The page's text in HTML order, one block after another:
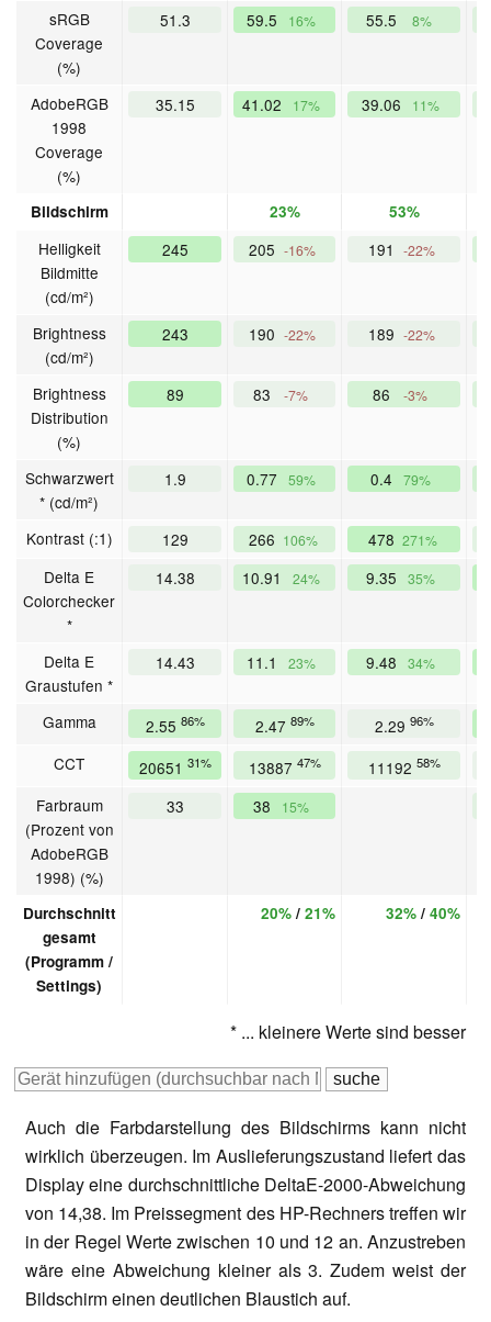
sRGB
Coverage
(%)
51.3 59.5 16% 55.5 8%
AdobeRGB
1998
Coverage
(%)
35.15 41.02 17% 39.06 11%
Bildschirm 23% 53%
Helligkeit
Bildmitte
(cd/m²)
245 205 -16% 191 -22%
Brightness
(cd/m²)
243 190 -22% 189 -22%
Brightness
Distribution
(%)
89 83 -7% 86 -3%
Schwarzwert
* (cd/m²)
1.9 0.77 59% 0.4 79%
Kontrast (:1) 129 266 106% 478 271%
Delta E
Colorchecker
*
14.38 10.91 24% 9.35 35%
Delta E
Graustufen *
14.43 11.1 23% 9.48 34%
Gamma 2.55 86% 2.47 89% 2.29 96%
CCT 20651 31% 13887 47% 11192 58%
Farbraum
(Prozent von
AdobeRGB
1998) (%)
33 38 15%
Durchschnitt
gesamt
(Programm /
Settings)
20%/ 21% 32%/ 40%
* ... kleinere Werte sind besser
Auch die Farbdarstellung des Bildschirms kann nicht
wirklich überzeugen. Im Auslieferungszustand liefert das
Display eine durchschnittliche DeltaE-2000-Abweichung
von 14,38. Im Preissegment des HP-Rechners treffen wir
in der Regel Werte zwischen 10 und 12 an. Anzustreben
wäre eine Abweichung kleiner als 3. Zudem weist der
Bildschirm einen deutlichen Blaustich auf.